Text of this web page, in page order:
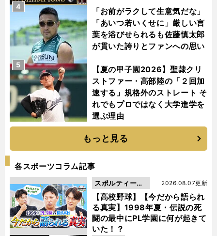
「お前がラクして生意気だな」
「あいつ若いくせに」厳しい言
葉を浴びせられるも佐藤慎太郎
が貫いた誇りとファンへの思い
4
【夏の甲子園2026】聖隷クリ
ストファー・高部陸の「２回加
速する」規格外のストレート そ
れでもプロではなく大学進学を
選ぶ理由
5
もっと見る
各スポーツコラム記事
【高校野球】【今だから語られ
る真実】1998年夏・伝説の死
闘の最中にPL学園に何が起きて
いた！？
2026.08.07更新
スポルティーバ
動画